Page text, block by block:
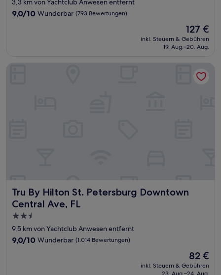
Unterkunft
9.0
9,0/10 Wunderbar (793 Bewertungen)
Der
Preis
beträgt
127 €
inkl. Steuern & Gebühren
19. Aug.–20. Aug.
Tru By Hilton St. Petersburg Downtown
Central Ave, FL
Tru By Hilton St. Petersburg Downtown Central Ave, FL
2.5-
Sterne-
Unterkunft
9,5 km von Yachtclub Anwesen entfernt
9.0
9,0/10 Wunderbar (1.014 Bewertungen)
Der
Preis
beträgt
82 €
inkl. Steuern & Gebühren
Tru By Hilton St. Petersburg Downtown Central Ave, FL